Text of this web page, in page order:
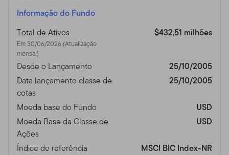
Informação do Fundo
Total de Ativos
Em 30/06/2026 (Atualização
mensal)
$432,51 milhões
Desde o Lançamento
25/10/2005
Data lançamento classe de
cotas
25/10/2005
Moeda base do Fundo
USD
Moeda Base da Classe de
Ações
USD
Índice de referência
MSCI BIC Index-NR